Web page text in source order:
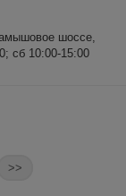
шоссе,
сб 10:00-15:00
>>